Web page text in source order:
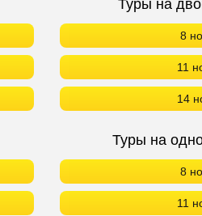
Туры на
8
11
14
Туры на
8
11